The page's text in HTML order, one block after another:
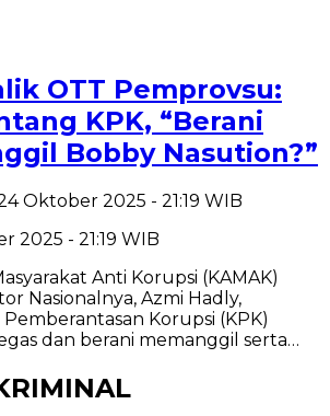
OTT Pemprovsu:
KPK, “Berani
Bobby Nasution?”
Oktober 2025 - 21:19 WIB
2025 - 21:19 WIB
Anti Korupsi (KAMAK)
Nasionalnya, Azmi Hadly,
Korupsi (KPK)
dan berani memanggil serta…